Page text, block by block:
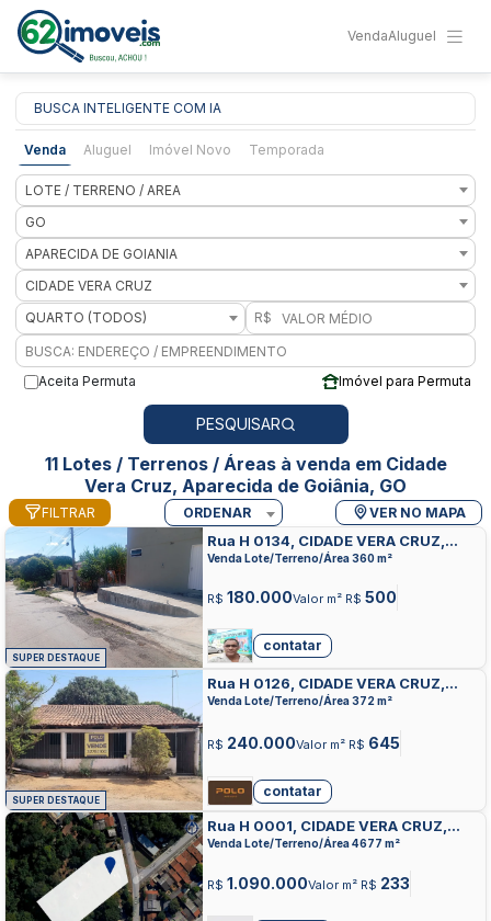
VendaAluguel
BUSCA INTELIGENTE COM IA
Venda Aluguel Imóvel Novo Temporada
LOTE / TERRENO / AREA
GO
APARECIDA DE GOIANIA
CIDADE VERA CRUZ
QUARTO (TODOS)
R$
Aceita Permuta Imóvel para Permuta
PESQUISAR
11 Lotes / Terrenos / Áreas à venda em Cidade
Vera Cruz, Aparecida de Goiânia, GO
FILTRAR ORDENAR VER NO MAPA
SUPER DESTAQUE
Rua H 0134, CIDADE VERA CRUZ,
APARECIDA DE GOIANIA
Venda Lote/Terreno/Área 360 m²
R$ 180.000Valor m² R$ 500
contatar
SUPER DESTAQUE
Rua H 0126, CIDADE VERA CRUZ,
APARECIDA DE GOIANIA
Venda Lote/Terreno/Área 372 m²
R$ 240.000Valor m² R$ 645
contatar
Rua H 0001, CIDADE VERA CRUZ,
APARECIDA DE GOIANIA
Venda Lote/Terreno/Área 4677 m²
R$ 1.090.000Valor m² R$ 233